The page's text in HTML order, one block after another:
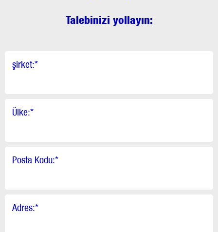
Talebinizi yollayın:
şirket:*
Ülke:*
Posta Kodu:*
Adres:*